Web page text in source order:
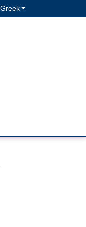
Greek